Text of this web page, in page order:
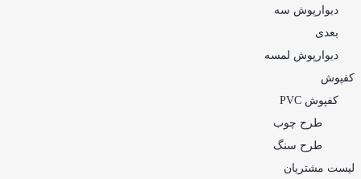
دیوارپوش سه
بعدی
دیوارپوش لمسه
کفپوش
کفپوش PVC
طرح چوب
طرح سنگ
لیست مشتریان